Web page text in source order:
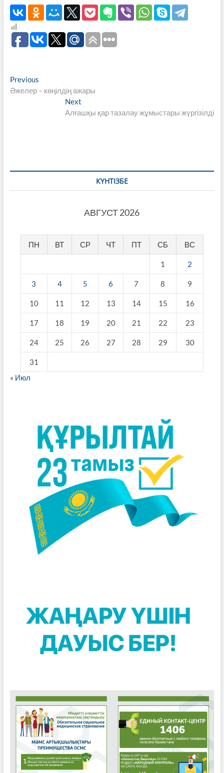
Навигация
по
PreviousPrevious
post:
Әжелер – көңілдің ажары
Next
post:
Алғашқы қар тазалау жұмыстары жүргізілді
КҮНТІЗБЕ
АВГУСТ 2026
ПН ВТ СР ЧТ ПТ СБ ВС
1 2
3 4 5 6 7 8 9
10 11 12 13 14 15 16
17 18 19 20 21 22 23
24 25 26 27 28 29 30
31
« Июл